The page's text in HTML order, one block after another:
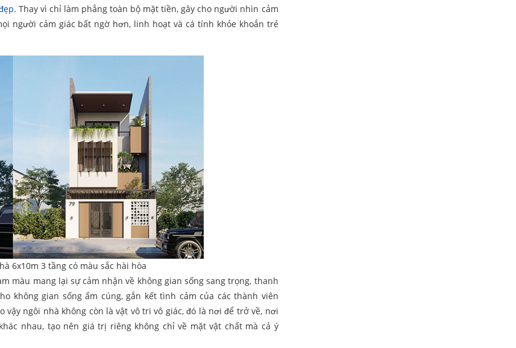
. Thay vì chỉ làm phẳng toàn bộ mặt tiền, gây cho người nhìn cảm
người cảm giác bất ngờ hơn, linh hoạt và cá tính khỏe khoắn trẻ
6x10m 3 tầng có màu sắc hài hòa
màu mang lại sự cảm nhận về không gian sống sang trọng, thanh
không gian sống ấm cúng, gắn kết tình cảm của các thành viên
ngôi nhà không còn là vật vô tri vô giác, đó là nơi để trở về, nơi
nhau, tạo nên giá trị riêng không chỉ về mặt vật chất mà cả ý